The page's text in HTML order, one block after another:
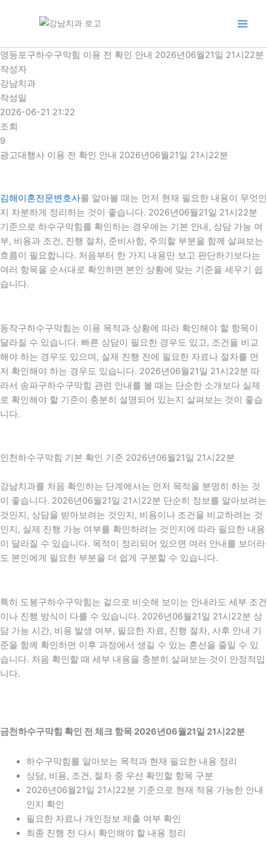
로
건
너
뛰
기
영등포구하수구막힘 이용 전 확인 안내 2026년06월21일 21시22분
작성자
강남치과
작성일
2026-06-21 21:22
조회
9
광고대행사 이용 전 확인 안내 2026년06월21일 21시22분
김해이혼전문변호사를 알아볼 때는 먼저 현재 필요한 내용이 무엇인
지 차분하게 정리하는 것이 좋습니다. 2026년06월21일 21시22분
기준으로 하수구막힘를 확인하는 경우에는 기본 안내, 상담 가능 여
부, 비용과 조건, 진행 절차, 준비사항, 주의할 부분을 함께 살펴보는
흐름이 필요합니다. 처음부터 한 가지 내용만 보고 판단하기보다는
여러 항목을 순서대로 확인하면 본인 상황에 맞는 기준을 세우기 쉽
습니다.
동작구하수구막힘는 이용 목적과 상황에 따라 확인해야 할 항목이
달라질 수 있습니다. 빠른 상담이 필요한 경우도 있고, 조건을 비교
해야 하는 경우도 있으며, 실제 진행 전에 필요한 자료나 절차를 먼
저 확인해야 하는 경우도 있습니다. 2026년06월21일 21시22분 따
라서 송파구하수구막힘 관련 안내를 볼 때는 단순한 소개보다 실제
로 확인해야 할 기준이 충분히 설명되어 있는지 살펴보는 것이 좋습
니다.
인천하수구막힘 기본 확인 기준 2026년06월21일 21시22분
강남치과를 처음 확인하는 단계에서는 먼저 목적을 분명히 하는 것
이 좋습니다. 2026년06월21일 21시22분 단순히 정보를 알아보려는
것인지, 상담을 받아보려는 것인지, 비용이나 조건을 비교하려는 것
인지, 실제 진행 가능 여부를 확인하려는 것인지에 따라 필요한 내용
이 달라질 수 있습니다. 목적이 정리되어 있으면 여러 안내를 보더라
도 본인에게 필요한 부분을 더 쉽게 구분할 수 있습니다.
특히 도봉구하수구막힘는 겉으로 비슷해 보이는 안내라도 세부 조건
이나 진행 방식이 다를 수 있습니다. 2026년06월21일 21시22분 상
담 가능 시간, 비용 발생 여부, 필요한 자료, 진행 절차, 사후 안내 기
준을 함께 확인하면 이후 과정에서 생길 수 있는 혼선을 줄일 수 있
습니다. 처음 확인할 때 세부 내용을 충분히 살펴보는 것이 안정적입
니다.
금천하수구막힘 확인 전 체크 항목 2026년06월21일 21시22분
하수구막힘를 알아보는 목적과 현재 필요한 내용 정리
상담, 비용, 조건, 절차 중 우선 확인할 항목 구분
2026년06월21일 21시22분 기준으로 현재 적용 가능한 안내
인지 확인
필요한 자료나 개인정보 제출 여부 확인
최종 진행 전 다시 확인해야 할 내용 정리